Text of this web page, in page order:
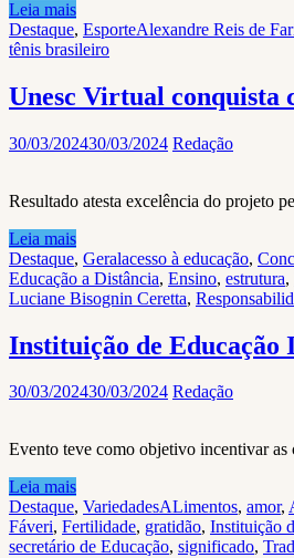
Leia mais
Destaque, EsporteAlexandre Reis de
tênis brasileiro
Unesc Virtual conquista
30/03/202430/03/2024 Redação
Resultado atesta excelência do projeto
Leia mais
Destaque, Geralacesso à educação,
Educação a Distância, Ensino, estrutura,
Luciane Bisognin Ceretta,
Instituição de
30/03/202430/03/2024 Redação
Evento teve como objetivo incentivar as
Leia mais
Destaque, VariedadesALimentos, amor,
Fáveri, Fertilidade, gratidão, Instituição
secretário de Educação, significado,